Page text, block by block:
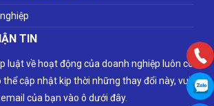
TIN
luật về hoạt động của doanh nghiệp luôn có
thể cập nhật kịp thời những thay đổi này, vui
của bạn vào ô dưới đây.